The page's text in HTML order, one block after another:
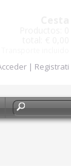
| Registrati